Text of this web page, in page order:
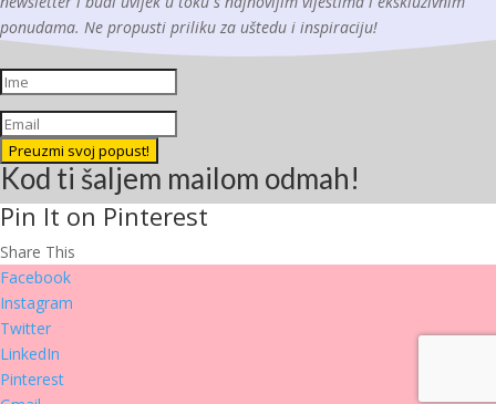
ponudama. Ne propusti priliku za uštedu i inspiraciju!
Preuzmi svoj popust!
Kod ti šaljem mailom odmah!
Pin It on Pinterest
Share This
Facebook
Instagram
Twitter
LinkedIn
Pinterest